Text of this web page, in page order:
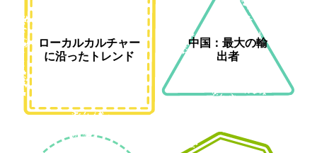
ローカルカルチャー
に沿ったトレンド
中国：最大の輸
出者